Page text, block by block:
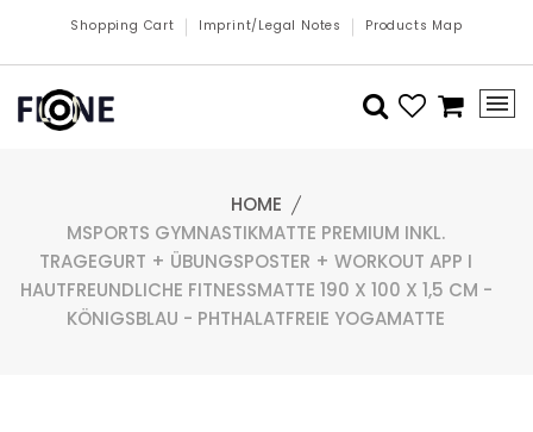
Shopping Cart Imprint/Legal Notes Products Map
HOME
MSPORTS GYMNASTIKMATTE PREMIUM INKL.
TRAGEGURT + ÜBUNGSPOSTER + WORKOUT APP I
HAUTFREUNDLICHE FITNESSMATTE 190 X 100 X 1,5 CM -
KÖNIGSBLAU - PHTHALATFREIE YOGAMATTE